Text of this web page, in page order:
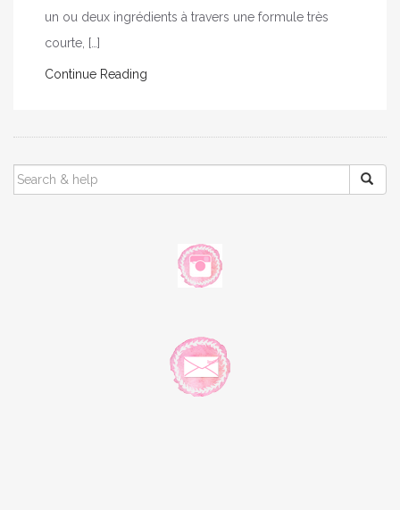
un ou deux ingrédients à travers une formule très
courte, […]
Continue Reading
SEARCH
FOR: